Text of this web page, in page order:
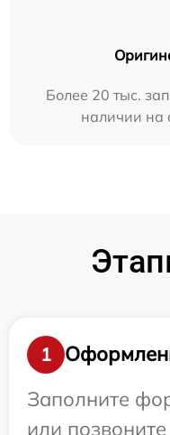
Более 20 тыс.
наличии на
1
Заполните
или